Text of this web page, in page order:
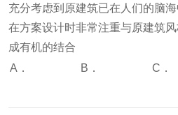
充分考虑到原建筑已在人们的脑
在方案设计时非常注重与原建筑
成有机的结合
A．
B． C．